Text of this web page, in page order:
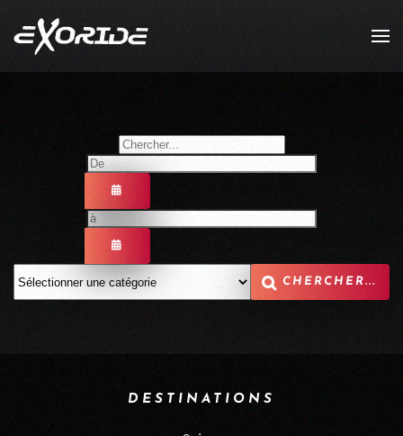
Accéder au contenu principal
OUVRIR LE CALENDRIER
DESTINATIONS